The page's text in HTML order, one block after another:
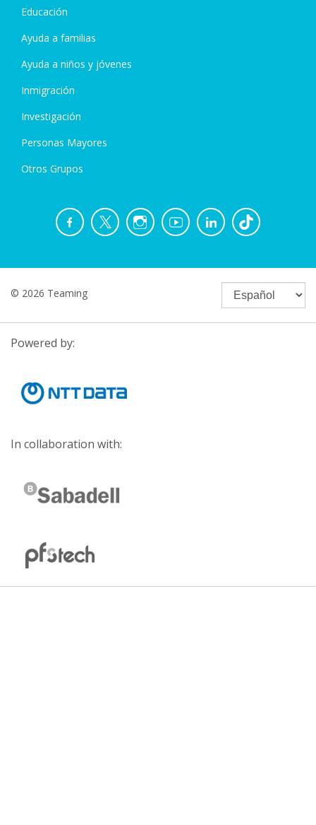
Educación
Ayuda a familias
Ayuda a niños y jóvenes
Inmigración
Investigación
Personas Mayores
Otros Grupos
© 2026 Teaming
Powered by:
In collaboration with: